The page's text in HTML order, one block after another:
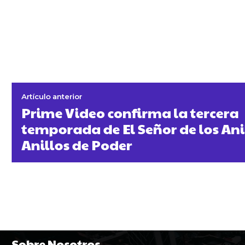
Artículo anterior
Prime Video confirma la tercera
temporada de El Señor de los
Anillos de Poder